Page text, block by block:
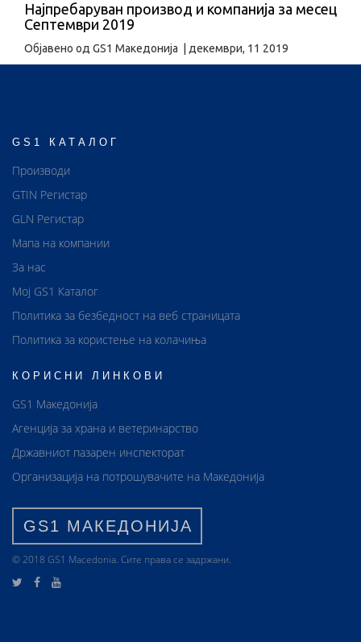
Најпребаруван производ и компанија за месец
Септември 2019
Објавено од GS1 Македонија декември, 11 2019
GS1 КАТАЛОГ
Производи
GTIN Регистар
GLN Регистар
Мапа на компании
За нас
Мој GS1 Каталог
Политика за безбедност на веб страницата
Политика за користење на колачиња
КОРИСНИ ЛИНКОВИ
GS1 Македонија
Агенција за храна и ветеринарство
Државниот пазарен инспекторат
Организација на потрошувачите на Македонија
GS1 МАКЕДОНИЈА
© 2018 GS1 Маcedonia. Сите права се задржани.